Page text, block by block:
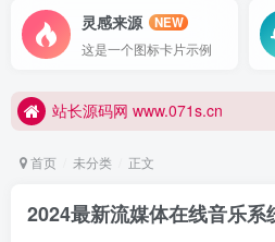
灵感来源
NEW
这是一个图标卡片示例
站长源码网 www.071s.cn
站长源码网 www.071s.cn
首页 未分类 正文
2024最新流媒体在线音乐系